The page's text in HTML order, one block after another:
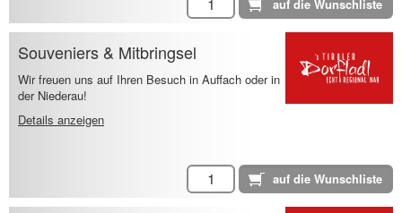
Souveniers & Mitbringsel
Wir freuen uns auf Ihren Besuch in Auffach oder in
der Niederau!
Details anzeigen